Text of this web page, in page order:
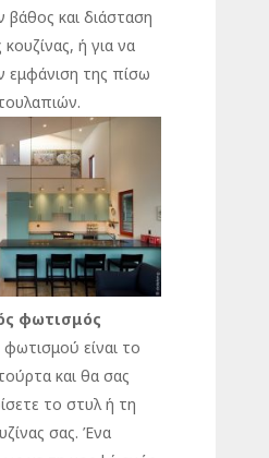
και διάσταση
ή για να
εμφάνιση της πίσω
φωτισμός
είναι το
και θα σας
το στυλ ή τη
σας. Ένα